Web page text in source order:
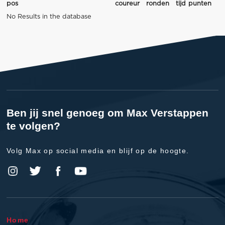
pos coureur ronden tijd
punten
No Results in the database
Ben jij snel genoeg om Max Verstappen
te volgen?
Volg Max op social media en blijf op de hoogte.
Home